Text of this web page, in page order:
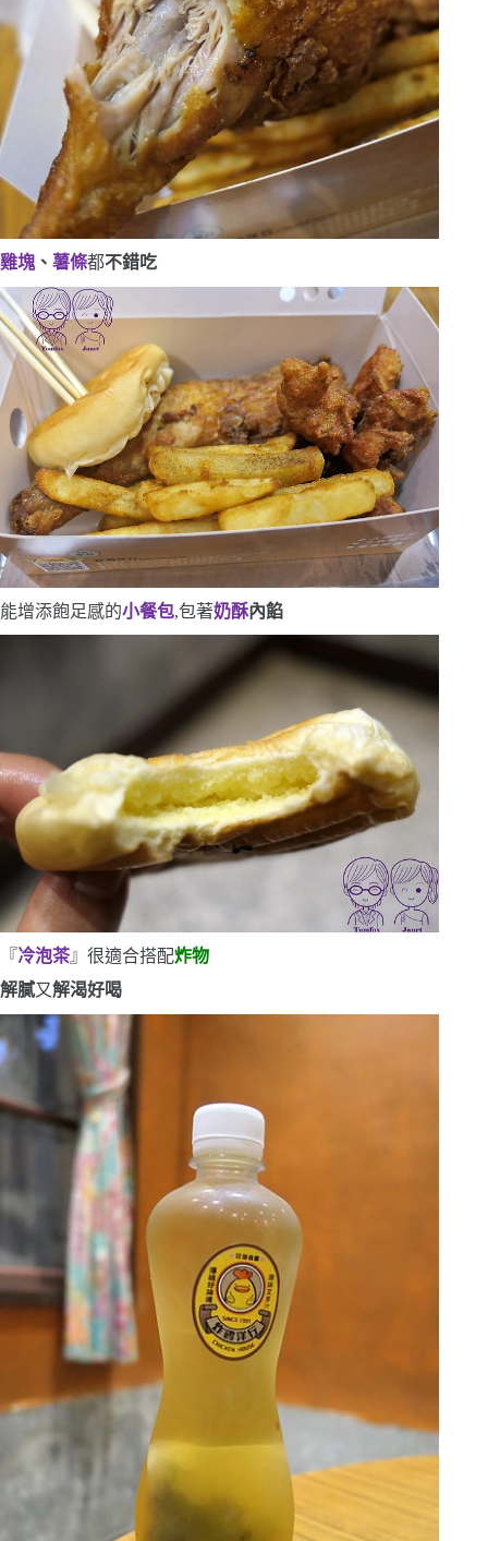
雞塊 、 薯條都不錯吃
能增添飽足感的小餐包,包著奶酥內餡
『冷泡茶』很適合搭配炸物
解膩又解渴好喝